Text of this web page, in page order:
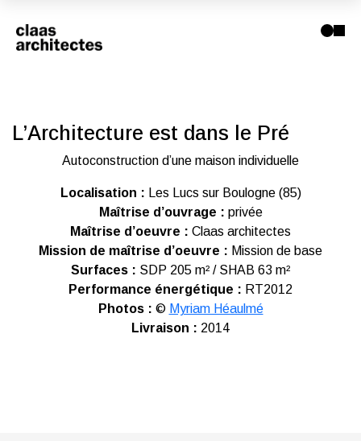
L’Architecture est dans le Pré
Autoconstruction d’une maison individuelle
Localisation : Les Lucs sur Boulogne (85)
Maîtrise d’ouvrage : privée
Maîtrise d’oeuvre : Claas architectes
Mission de maîtrise d’oeuvre : Mission de base
Surfaces : SDP 205 m² / SHAB 63 m²
Performance énergétique : RT2012
Photos : © Myriam Héaulmé
Livraison : 2014